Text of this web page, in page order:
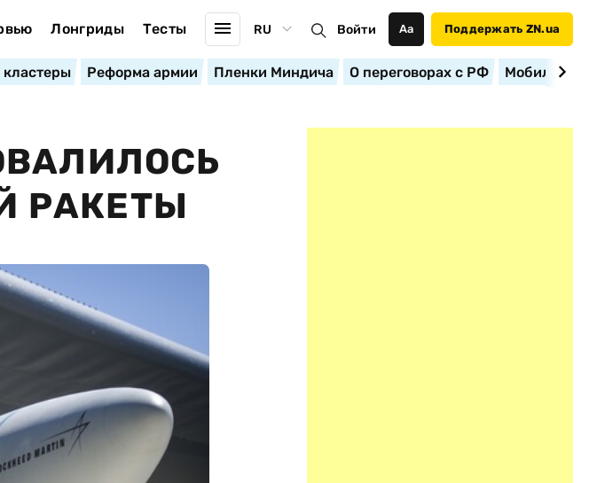
Лонгриды Тесты RU Войти Аа Поддержать ZN.ua
Реформа армии Пленки Миндича О переговорах с РФ
РАКЕТЫ